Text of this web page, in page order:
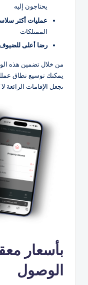
يحتاجون إليه
عمليات أكثر
الممتلكات
رضا أعلى
يمكنك توسيع نطاق
تجعل الإقامات الرائعة
بأسعار
الوصول